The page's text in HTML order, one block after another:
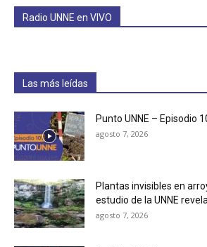
Radio UNNE en VIVO
Las más leídas
Punto UNNE – Episodio
agosto 7, 2026
Plantas invisibles en
estudio de la UNNE
agosto 7, 2026